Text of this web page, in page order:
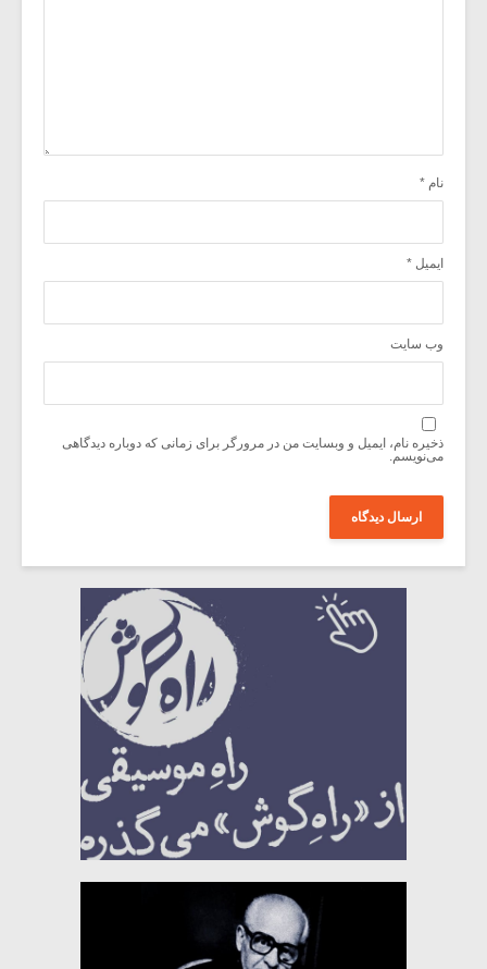
نام *
ایمیل *
وب‌ سایت
ذخیره نام، ایمیل و وبسایت من در مرورگر برای زمانی که دوباره دیدگاهی
می‌نویسم.